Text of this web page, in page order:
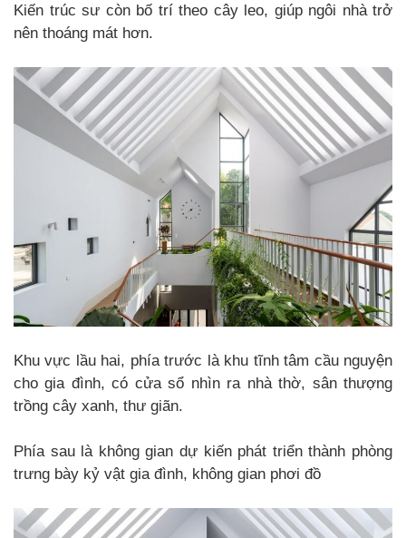
Kiến trúc sư còn bố trí theo cây leo, giúp ngôi nhà trở
nên thoáng mát hơn.
Khu vực lầu hai, phía trước là khu tĩnh tâm cầu nguyện
cho gia đình, có cửa sổ nhìn ra nhà thờ, sân thượng
trồng cây xanh, thư giãn.
Phía sau là không gian dự kiến ​​phát triển thành phòng
trưng bày kỷ vật gia đình, không gian phơi đồ